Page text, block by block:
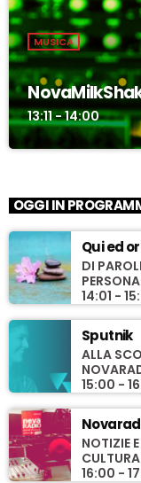
MUSICA
13:11 - 14:00
OGGI IN
Qui ed
DI
14:01 -
Sputnik
ALLA
15:00 -
NOTIZIE
CULTURA
16:00 -